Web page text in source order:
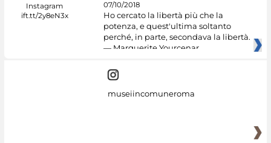
07/10/2018
Ho cercato la libertà più che la
potenza, e quest'ultima soltanto
perché, in parte, secondava la libertà.
— Marguerite Yourcenar
museiincomuneroma